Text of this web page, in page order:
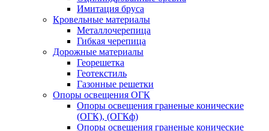
Имитация бруса
Кровельные материалы
Металлочерепица
Гибкая черепица
Дорожные материалы
Георешетка
Геотекстиль
Газонные решетки
Опоры освещения ОГК
Опоры освещения граненые конические
(ОГК), (ОГКф)
Опоры освещения граненые конические